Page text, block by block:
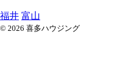
福井 富山
© 2026 喜多ハウジング